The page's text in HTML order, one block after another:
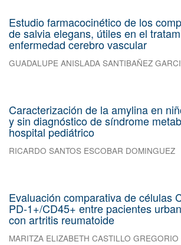
Estudio farmacocinético de los
de salvia elegans, útiles en el
enfermedad cerebro vascular
GUADALUPE ANISLADA SANTIBAÑEZ
Caracterización de la amylina en
y sin diagnóstico de síndrome
hospital pediátrico
RICARDO SANTOS ESCOBAR DOMINGUEZ
Evaluación comparativa de células
PD-1+/CD45+ entre pacientes
con artritis reumatoide
MARITZA ELIZABETH CASTILLO GREGORIO